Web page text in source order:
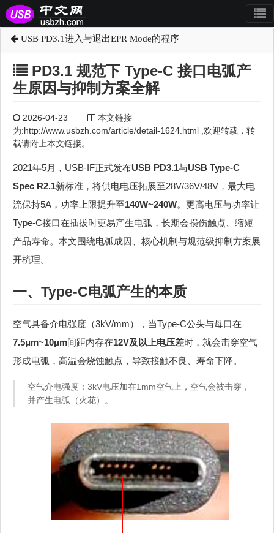
USB PD3.1进入与退出EPR Mode的程序
PD3.1 规范下 Type‑C 接口电弧产
生原因与抑制方案全解
2026-04-23
本文链接
为:http://www.usbzh.com/article/detail-1624.html ,欢迎转载，转
载请附上本文链接。
2021年5月，USB‑IF正式发布USB PD3.1与USB Type‑C
Spec R2.1新标准，将供电电压拓展至28V/36V/48V，最大电
流保持5A，功率上限提升至140W~240W。更高电压与功率让
Type‑C接口在插拔时更易产生电弧，长期会损伤触点、缩短
产品寿命。本文围绕电弧成因、核心机制与规范级抑制方案展
开梳理。
一、Type‑C电弧产生的本质
空气具备介电强度（3kV/mm），当Type‑C公头与母口在
7.5μm~10μm间距内存在12V及以上电压差时，就会击穿空气
形成电弧，高温会烧蚀触点，导致接触不良、寿命下降。
空气介电强度：3kV电压加在1mm空气上，空气会被击穿，
并产生电弧（火花）。